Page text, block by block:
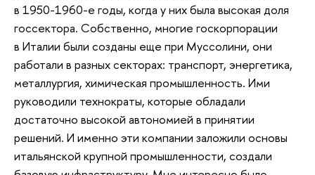
в 1950-1960-е годы, когда у них была высокая доля
госсектора. Собственно, многие госкорпорации
в Италии были созданы еще при Муссолини, они
работали в разных секторах: транспорт, энергетика,
металлургия, химическая промышленность. Ими
руководили технократы, которые обладали
достаточно высокой автономией в принятии
решений. И именно эти компании заложили основы
итальянской крупной промышленности, создали